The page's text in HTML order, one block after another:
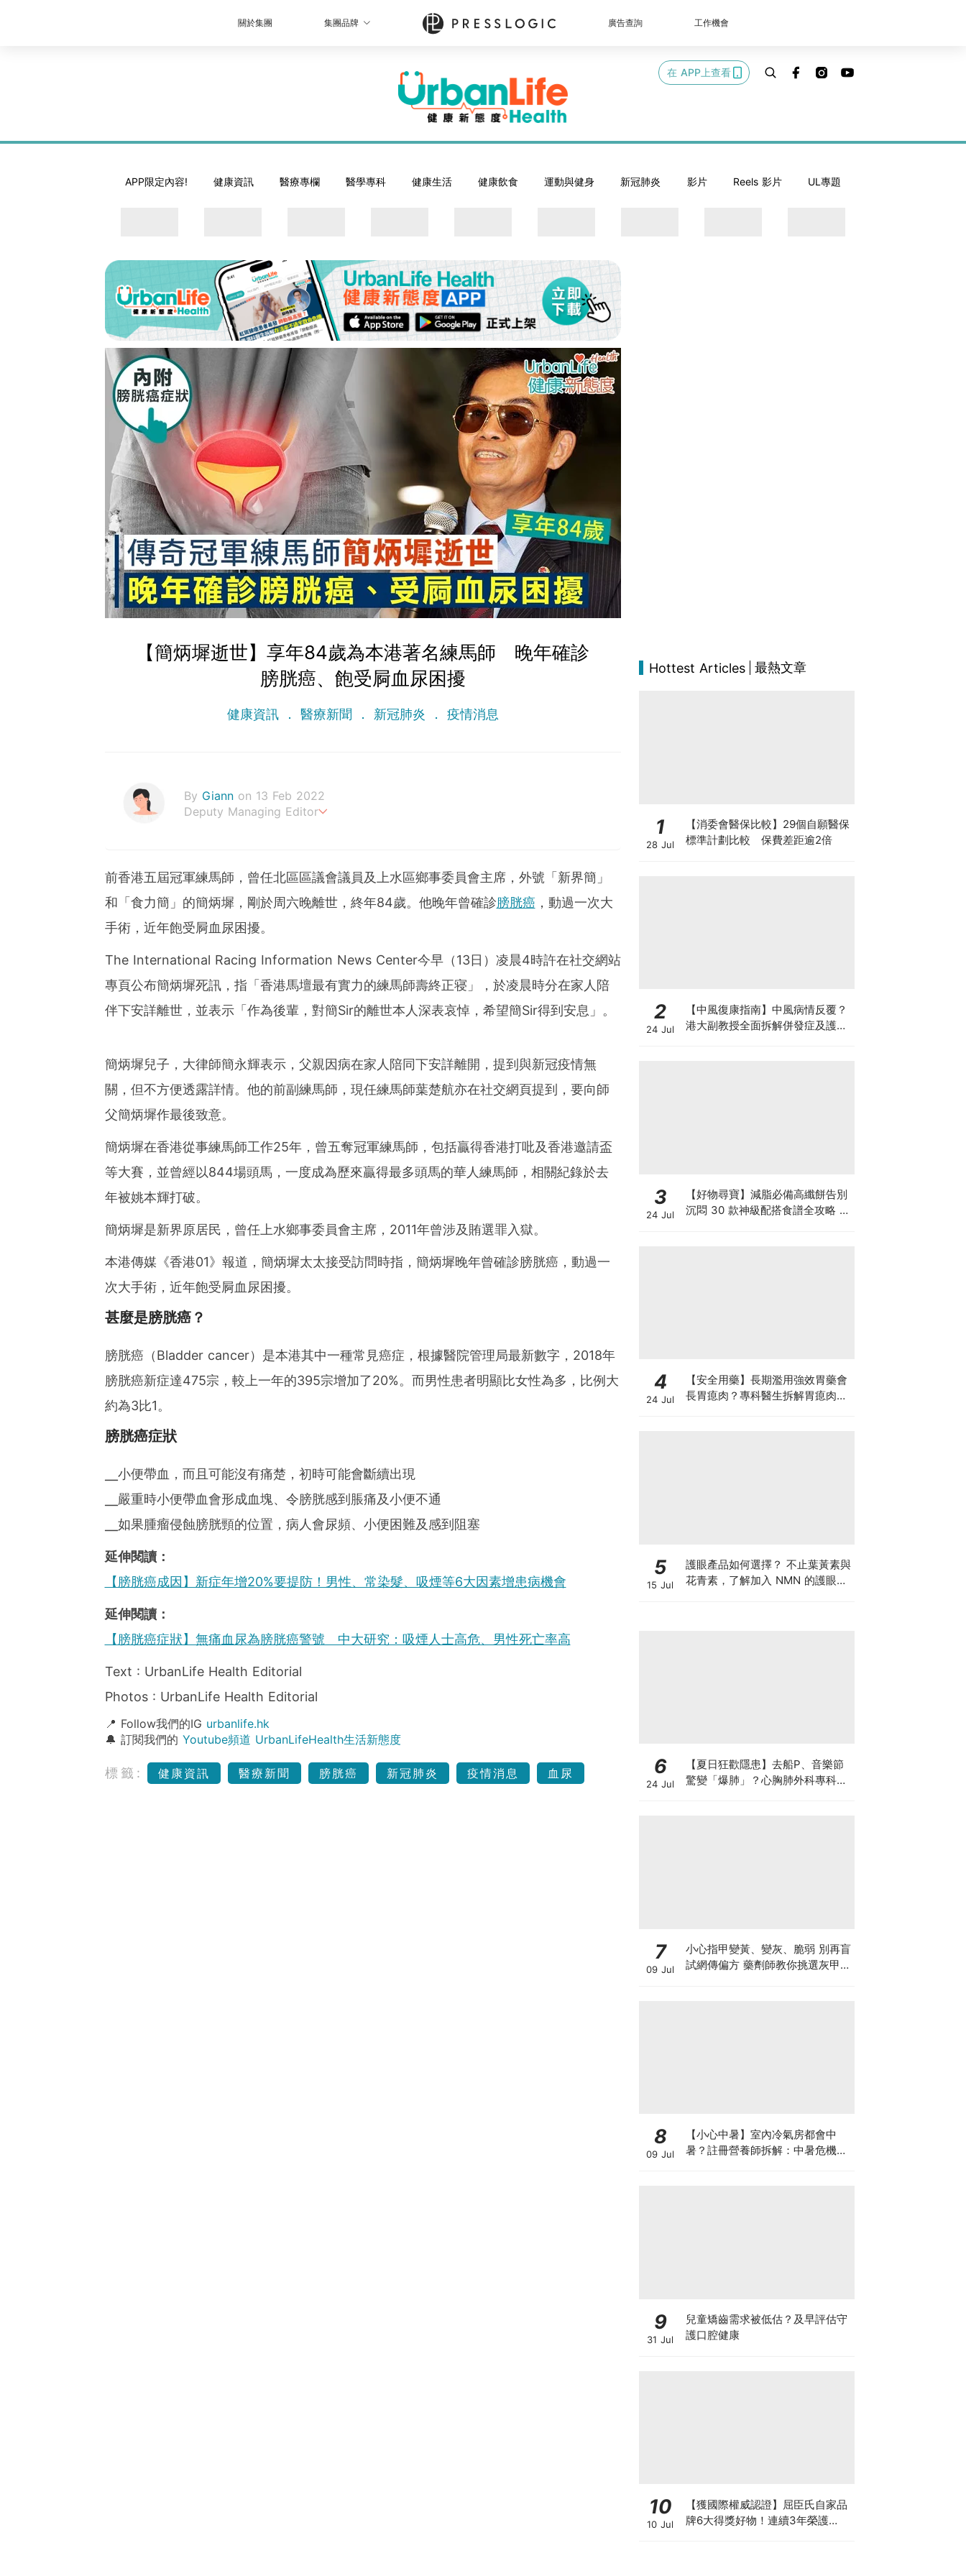
關於集團 集團品牌 廣告查詢 工作機會
在 APP上查看
APP限定內容! 健康資訊 醫療專欄 醫學專科 健康生活 健康飲食 運動與健身 新冠肺炎 影片 Reels 影片 UL專題
【簡炳墀逝世】享年84歲為本港著名練馬師 晚年確診
膀胱癌、飽受屙血尿困擾
健康資訊 醫療新聞 新冠肺炎 疫情消息
By Giann on 13 Feb 2022
Deputy Managing Editor
前香港五屆冠軍練馬師，曾任北區區議會議員及上水區鄉事委員會主席，外號「新界簡」
和「食力簡」的簡炳墀，剛於周六晚離世，終年84歲。他晚年曾確診膀胱癌 ，動過一次大
手術，近年飽受屙血尿困擾。
The International Racing Information News Center今早（13日）凌晨4時許在社交網站
專頁公布簡炳墀死訊，指「香港馬壇最有實力的練馬師壽終正寝」，於凌晨時分在家人陪
伴下安詳離世，並表示「作為後輩，對簡Sir的離世本人深表哀悼，希望簡Sir得到安息」。
簡炳墀兒子，大律師簡永輝表示，父親因病在家人陪同下安詳離開，提到與新冠疫情無
關，但不方便透露詳情。他的前副練馬師，現任練馬師葉楚航亦在社交網頁提到，要向師
父簡炳墀作最後致意。
簡炳墀在香港從事練馬師工作25年，曾五奪冠軍練馬師，包括贏得香港打吡及香港邀請盃
等大賽，並曾經以844場頭馬，一度成為歷來贏得最多頭馬的華人練馬師，相關紀錄於去
年被姚本輝打破。
簡炳墀是新界原居民，曾任上水鄉事委員會主席，2011年曾涉及賄選罪入獄。
本港傳媒《香港01》報道，簡炳墀太太接受訪問時指，簡炳墀晚年曾確診膀胱癌，動過一
次大手術，近年飽受屙血尿困擾。
甚麼是膀胱癌？
膀胱癌（Bladder cancer）是本港其中一種常見癌症，根據醫院管理局最新數字，2018年
膀胱癌新症達475宗，較上一年的395宗增加了20%。而男性患者明顯比女性為多，比例大
約為3比1。
膀胱癌症狀
╴小便帶血，而且可能沒有痛楚，初時可能會斷續出現
╴嚴重時小便帶血會形成血塊、令膀胱感到脹痛及小便不通
╴如果腫瘤侵蝕膀胱頸的位置，病人會尿頻、小便困難及感到阻塞
延伸閱讀：
【膀胱癌成因】新症年增20%要提防！男性、常染髮、吸煙等6大因素增患病機會
延伸閱讀：
【膀胱癌症狀】無痛血尿為膀胱癌警號 中大研究：吸煙人士高危、男性死亡率高
Text : UrbanLife Health Editorial
Photos : UrbanLife Health Editorial
📍 Follow我們的IG urbanlife.hk
🔔 訂閱我們的 Youtube頻道 UrbanLifeHealth生活新態度
標籤: 健康資訊 醫療新聞 膀胱癌 新冠肺炎 疫情消息 血尿
Hottest Articles 最熱文章
1
28 Jul
【消委會醫保比較】29個自願醫保
標準計劃比較 保費差距逾2倍
2
24 Jul
【中風復康指南】中風病情反覆？
港大副教授全面拆解併發症及護理
3
24 Jul
【好物尋寶】減脂必備高纖餅告別
沉悶 30 款神級配搭食譜全攻略 日
4
24 Jul
【安全用藥】長期濫用強效胃藥會
長胃瘜肉？專科醫生拆解胃瘜肉癌
5
15 Jul
護眼產品如何選擇？ 不止葉黃素與
花青素，了解加入 NMN 的護眼方
6
24 Jul
【夏日狂歡隱患】去船P、音樂節
驚變「爆肺」？心胸肺外科專科醫
7
09 Jul
小心指甲變黃、變灰、脆弱 別再盲
試網傳偏方 藥劑師教你挑選灰甲產
8
09 Jul
【小心中暑】室內冷氣房都會中
暑？註冊營養師拆解：中暑危機及
9
31 Jul
兒童矯齒需求被低估？及早評估守
護口腔健康
10
10 Jul
【獲國際權威認證】屈臣氏自家品
牌6大得獎好物！連續3年榮護